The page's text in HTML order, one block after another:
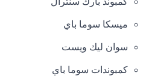
ميسكا سوما باي
سوان ليك ويست
كمبوندات سوما باي